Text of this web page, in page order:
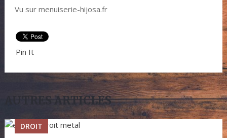
Vu sur menuiserie-hijosa.fr
Pin It
AUTRES ARTICLES
DROIT